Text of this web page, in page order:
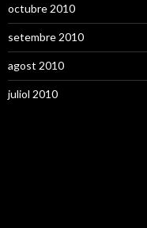
octubre 2010
setembre 2010
agost 2010
juliol 2010